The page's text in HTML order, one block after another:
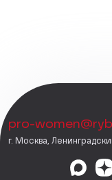
pro-
г. Москва,